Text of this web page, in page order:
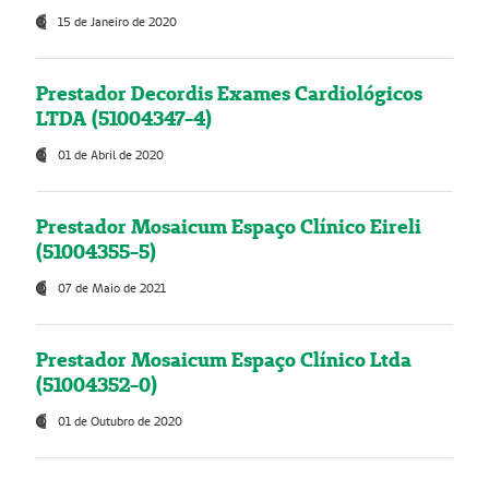
15 de Janeiro de 2020
Prestador Decordis Exames Cardiológicos
LTDA (51004347-4)
01 de Abril de 2020
Prestador Mosaicum Espaço Clínico Eireli
(51004355-5)
07 de Maio de 2021
Prestador Mosaicum Espaço Clínico Ltda
(51004352-0)
01 de Outubro de 2020